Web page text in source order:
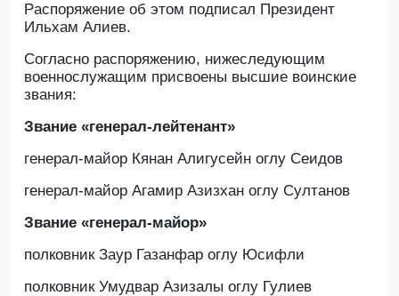
Pаспоряжение об этом подписал Президент
Ильхам Алиев.
Согласно распоряжению, нижеследующим
военнослужащим присвоены высшие воинские
звания:
Звание «генерал-лейтенант»
генерал-майор Кянан Алигусейн оглу Сеидов
генерал-майор Агамир Азизхан оглу Султанов
Звание «генерал-майор»
полковник Заур Газанфар оглу Юсифли
полковник Умудвар Азизалы оглу Гулиев